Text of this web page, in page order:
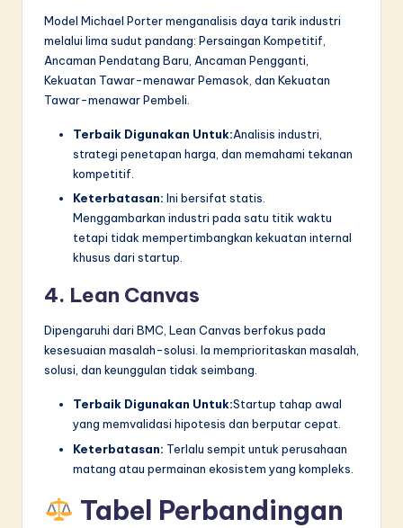
Model Michael Porter menganalisis daya tarik industri
melalui lima sudut pandang: Persaingan Kompetitif,
Ancaman Pendatang Baru, Ancaman Pengganti,
Kekuatan Tawar-menawar Pemasok, dan Kekuatan
Tawar-menawar Pembeli.
Terbaik Digunakan Untuk:Analisis industri,
strategi penetapan harga, dan memahami tekanan
kompetitif.
Keterbatasan: Ini bersifat statis.
Menggambarkan industri pada satu titik waktu
tetapi tidak mempertimbangkan kekuatan internal
khusus dari startup.
4. Lean Canvas
Dipengaruhi dari BMC, Lean Canvas berfokus pada
kesesuaian masalah-solusi. Ia memprioritaskan masalah,
solusi, dan keunggulan tidak seimbang.
Terbaik Digunakan Untuk:Startup tahap awal
yang memvalidasi hipotesis dan berputar cepat.
Keterbatasan: Terlalu sempit untuk perusahaan
matang atau permainan ekosistem yang kompleks.
Tabel Perbandingan